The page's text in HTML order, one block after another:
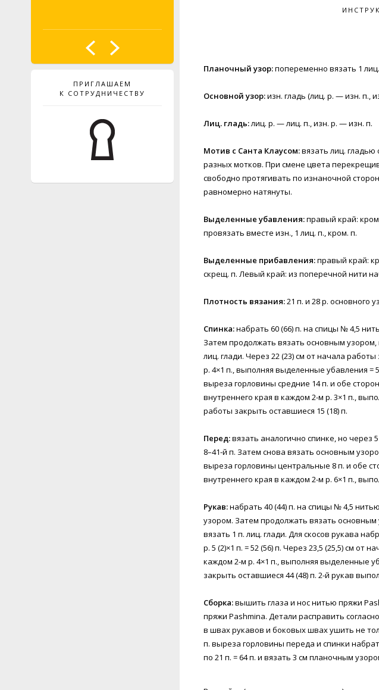
ПРИГЛАШАЕМ
К СОТРУДНИЧЕСТВУ
Планочный узор:попеременно вязать 1
Основной узор:изн. гладь (лиц. р. — изн. п.,
Лиц. гладь:лиц. р. — лиц. п., изн. р. — изн. п.
Мотив с Санта Клаусом:вязать лиц. гладью
разных мотков. При смене цвета
свободно протягивать по изнаночной
равномерно натянуты.
Выделенные убавления:правый край:
провязать вместе изн., 1 лиц. п., кром. п.
Выделенные прибавления:правый край:
скрещ. п. Левый край: из поперечной нити
Плотность вязания:21 п. и 28 р. основного
Спинка:набрать 60 (66) п. на спицы № 4,5
Затем продолжать вязать основным узором,
лиц. глади. Через 22 (23) см от начала
р. 4×1 п., выполняя выделенные убавления =
выреза горловины средние 14 п. и обе
внутреннего края в каждом 2-м р. 3×1 п.,
работы закрыть оставшиеся 15 (18) п.
Перед:вязать аналогично спинке, но через
8–41-й п. Затем снова вязать основным
выреза горловины центральные 8 п. и обе
внутреннего края в каждом 2-м р. 6×1 п.,
Рукав:набрать 40 (44) п. на спицы № 4,5
узором. Затем продолжать вязать основным
вязать 1 п. лиц. глади. Для скосов рукава
р. 5 (2)×1 п. = 52 (56) п. Через 23,5 (25,5) см от
каждом 2-м р. 4×1 п., выполняя выделенные
закрыть оставшиеся 44 (48) п. 2-й рукав
Сборка:вышить глаза и нос нитью пряжи
пряжи Pashmina. Детали расправить
в швах рукавов и боковых швах ушить не
п. выреза горловины переда и спинки
по 21 п. = 64 п. и вязать 3 см планочным